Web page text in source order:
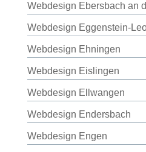
Webdesign Ebersbach an
Webdesign Eggenstein-
Webdesign Ehningen
Webdesign Eislingen
Webdesign Ellwangen
Webdesign Endersbach
Webdesign Engen